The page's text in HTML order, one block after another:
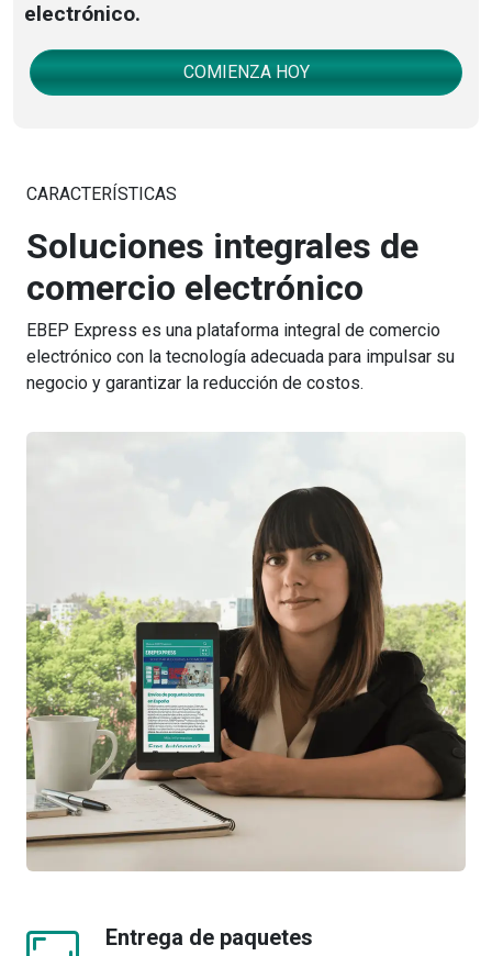
electrónico.
COMIENZA HOY
CARACTERÍSTICAS
Soluciones integrales de
comercio electrónico
EBEP Express es una plataforma integral de comercio
electrónico con la tecnología adecuada para impulsar su
negocio y garantizar la reducción de costos.
Entrega de paquetes